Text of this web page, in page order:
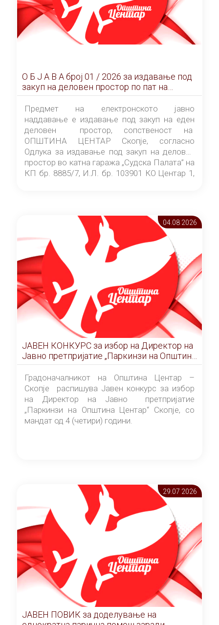
О Б Ј А В А брoj 01 / 2026 за издавање под
закуп на деловен простор по пат на
ЕЛЕКТРОНСКО ЈАВНО НАДДАВАЊЕ
Предмет на електронското јавно
наддавање е издавање под закуп на еден
деловен простор, сопственост на
ОПШТИНА ЦЕНТАР Скопје, согласно
Одлука за издавање под закуп на деловен
простор во катна гаража „Судска Палата” на
КП бр. 8885/7, И.Л. бр. 103901 КО Центар 1,
Скопје” број 9/2026), за времетраење од 3
(три) години од денот на потпишувањето на
Договорот за закуп со најповолниот
понудувач.
04.08 2026
ЈАВЕН КОНКУРС за избор на Директор на
Јавно претпријатие „Паркинзи на Општина
Центар“ – Скопје
Градоначалникот на Општина Центар –
Скопје распишува Јавен конкурс за избор
на Директор на Јавно претпријатие
„Паркинзи на Општина Центар“ Скопје, со
мандат од 4 (четири) години.
29.07 2026
ЈАВЕН ПОВИК за доделување на